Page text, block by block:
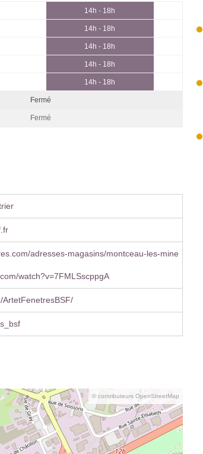
14h - 18h
14h - 18h
14h - 18h
14h - 18h
14h - 18h
Fermé
Fermé
adresses-magasins/montceau-les-mine
watch?v=7FMLSscppgA
ArtetFenetresBSF/
© contributeurs OpenStreetMap